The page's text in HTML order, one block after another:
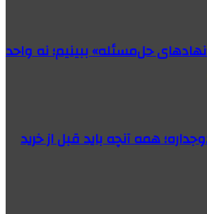
حل‌مسئله» ببینیم؛ نه واحد
همه آنچه باید قبل از خرید